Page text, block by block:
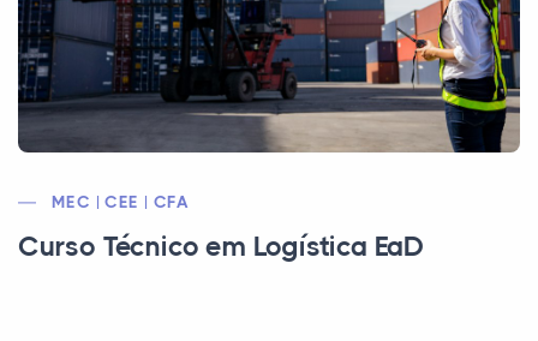
MEC | CEE | CFA
Curso Técnico em Logística EaD